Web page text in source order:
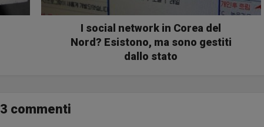
I social network in Corea del
Nord? Esistono, ma sono gestiti
dallo stato
3 commenti